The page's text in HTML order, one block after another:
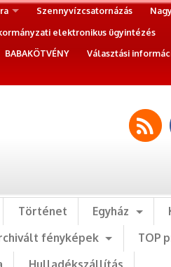
Szennyvízcsatornázás
elektronikus ügyintézés
BABAKÖTVÉNY
Választási
Történet Egyház
fényképek
TOP